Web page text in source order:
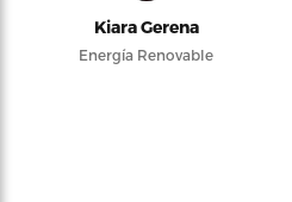
Kiara Gerena
Energía Renovable